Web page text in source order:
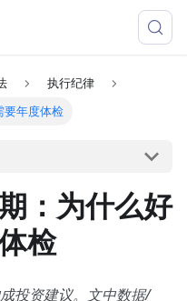
执行纪律
要年度体检
：为什么好
检
投资建议。文中数据/